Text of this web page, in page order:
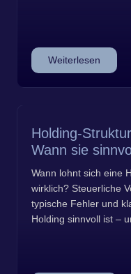
Weiterlesen
Holding-
Wann sie
Wann lohnt sich eine
wirklich? Steuerliche
typische Fehler und
Holding sinnvoll ist –